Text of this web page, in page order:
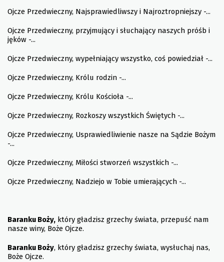
Ojcze Przedwieczny, Najsprawiedliwszy i Najroztropniejszy -...
Ojcze Przedwieczny, przyjmujący i słuchający naszych próśb i
jęków -...
Ojcze Przedwieczny, wypełniający wszystko, coś powiedział -...
Ojcze Przedwieczny, Królu rodzin -...
Ojcze Przedwieczny, Królu Kościoła -...
Ojcze Przedwieczny, Rozkoszy wszystkich Świętych -...
Ojcze Przedwieczny, Usprawiedliwienie nasze na Sądzie Bożym
-...
Ojcze Przedwieczny, Miłości stworzeń wszystkich -...
Ojcze Przedwieczny, Nadziejo w Tobie umierających -...
Baranku Boży, który gładzisz grzechy świata, przepuść nam
nasze winy, Boże Ojcze.
Baranku Boży, który gładzisz grzechy świata, wysłuchaj nas,
Boże Ojcze.